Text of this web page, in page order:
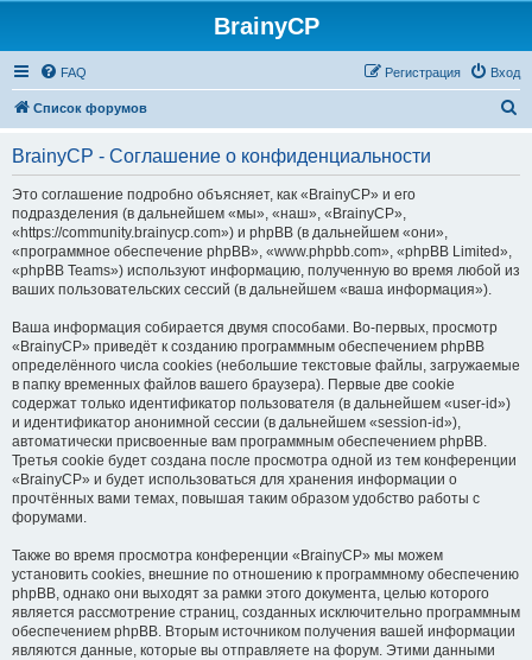
BrainyCP
FAQ Вход
Регистрация
Список форумов
BrainyCP - Соглашение о конфиденциальности
Это соглашение подробно объясняет, как «BrainyCP» и его
подразделения (в дальнейшем «мы», «наш», «BrainyCP»,
«https://community.brainycp.com») и phpBB (в дальнейшем «они»,
«программное обеспечение phpBB», «www.phpbb.com», «phpBB Limited»,
«phpBB Teams») используют информацию, полученную во время любой из
ваших пользовательских сессий (в дальнейшем «ваша информация»).
Ваша информация собирается двумя способами. Во-первых, просмотр
«BrainyCP» приведёт к созданию программным обеспечением phpBB
определённого числа cookies (небольшие текстовые файлы, загружаемые
в папку временных файлов вашего браузера). Первые две cookie
содержат только идентификатор пользователя (в дальнейшем «user-id»)
и идентификатор анонимной сессии (в дальнейшем «session-id»),
автоматически присвоенные вам программным обеспечением phpBB.
Третья cookie будет создана после просмотра одной из тем конференции
«BrainyCP» и будет использоваться для хранения информации о
прочтённых вами темах, повышая таким образом удобство работы с
форумами.
Также во время просмотра конференции «BrainyCP» мы можем
установить cookies, внешние по отношению к программному обеспечению
phpBB, однако они выходят за рамки этого документа, целью которого
является рассмотрение страниц, созданных исключительно программным
обеспечением phpBB. Вторым источником получения вашей информации
являются данные, которые вы отправляете на форум. Этими данными